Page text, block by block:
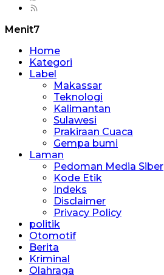
Menit7
Home
Kategori
Label
Makassar
Teknologi
Kalimantan
Sulawesi
Prakiraan Cuaca
Gempa bumi
Laman
Pedoman Media Siber
Kode Etik
Indeks
Disclaimer
Privacy Policy
politik
Otomotif
Berita
Kriminal
Olahraga